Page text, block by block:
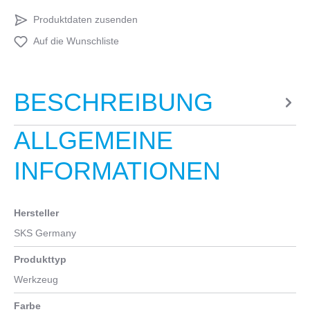
Produktdaten zusenden
Auf die Wunschliste
BESCHREIBUNG
ALLGEMEINE
INFORMATIONEN
Hersteller
SKS Germany
Produkttyp
Werkzeug
Farbe